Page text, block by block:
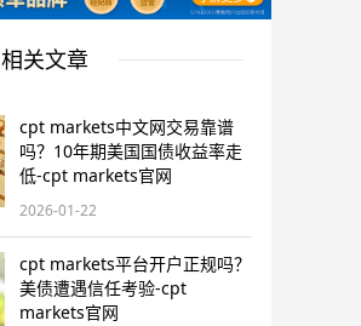
相关文章
cpt markets中文网交易靠谱
吗？10年期美国国债收益率走
低-cpt markets官网
2026-01-22
cpt markets平台开户正规吗？
美债遭遇信任考验-cpt
markets官网